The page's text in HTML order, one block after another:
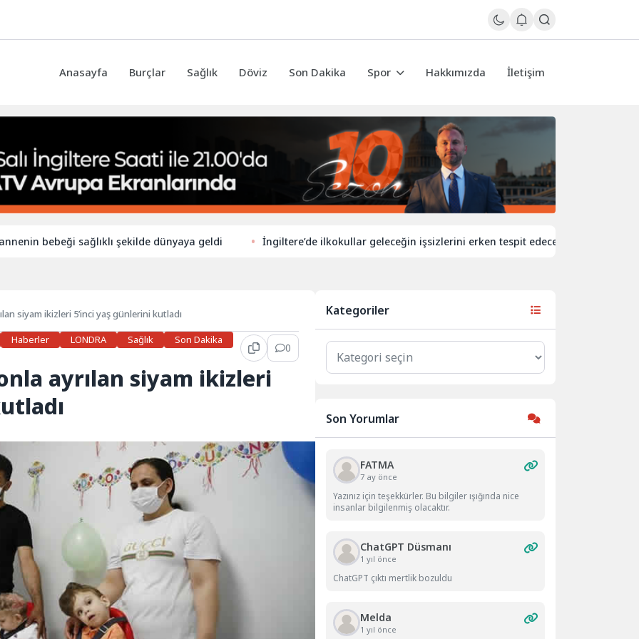
Anasayfa Burçlar Sağlık Döviz Son Dakika Spor Hakkımızda İletişim
sağlıklı şekilde dünyaya geldi İngiltere’de ilkokullar geleceğin işsizlerini erken tespit edecek
siyam ikizleri 5’inci yaş günlerini kutladı
Haberler LONDRA Sağlık
Son Dakika
0
ayrılan siyam ikizleri
Kategoriler
Kategoriler
Son Yorumlar
FATMA
7 ay önce
Yazınız için teşekkürler. Bu bilgiler ışığında nice
insanlar bilgilenmiş olacaktır.
ChatGPT Düsmanı
1 yıl önce
ChatGPT çıktı mertlik bozuldu
Melda
1 yıl önce